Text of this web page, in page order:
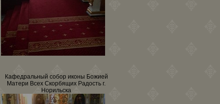
Кафедральный собор иконы Божией
Матери Всех Скорбящих Радость г.
Норильска